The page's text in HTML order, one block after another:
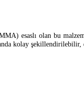
esaslı olan bu
kolay